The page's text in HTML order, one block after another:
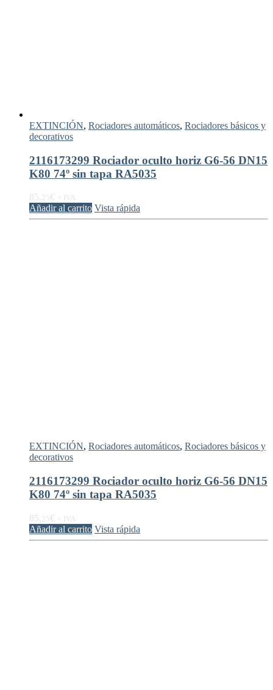
EXTINCIÓN, Rociadores automáticos, Rociadores básicos y
decorativos
2116173299 Rociador oculto horiz G6-56 DN15
K80 74º sin tapa RA5035
85,25€ + IVA
Añadir al carrito Vista rápida
EXTINCIÓN, Rociadores automáticos, Rociadores básicos y
decorativos
2116173299 Rociador oculto horiz G6-56 DN15
K80 74º sin tapa RA5035
85,25€ + IVA
Añadir al carrito Vista rápida